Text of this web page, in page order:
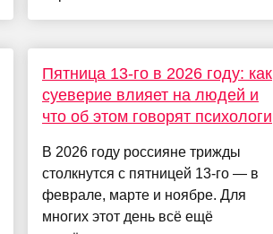
Пятница 13-го в 2026 году: как
суеверие влияет на людей и
что об этом говорят психологи
В 2026 году россияне трижды
столкнутся с пятницей 13-го — в
феврале, марте и ноябре. Для
многих этот день всё ещё